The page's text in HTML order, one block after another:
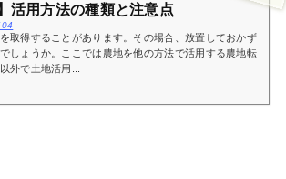
活用方法の種類と注意点
取得することがあります。その場合、放置しておかず
しょうか。ここでは農地を他の方法で活用する農地転
外で土地活用...